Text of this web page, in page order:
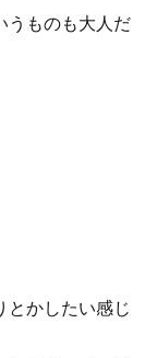
うものも大人だ
とかしたい感じ